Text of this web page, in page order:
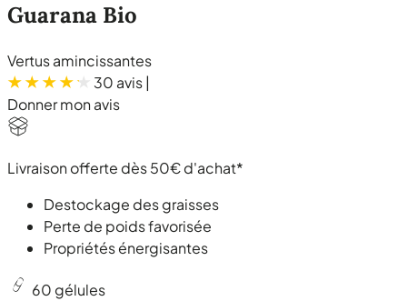
Guarana Bio
Vertus amincissantes
30 avis|
Donner mon avis
Livraison offerte dès 50€ d'achat*
Destockage des graisses
Perte de poids favorisée
Propriétés énergisantes
60 gélules